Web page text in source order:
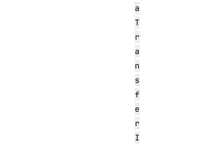
a
T
r
a
n
s
f
e
r
I